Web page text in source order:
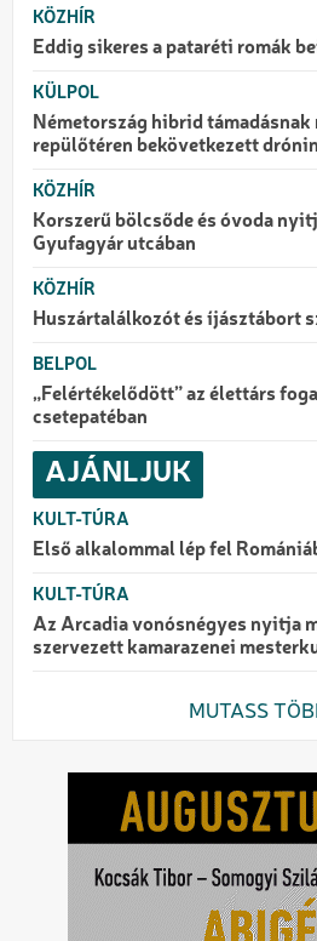
KÖZHÍR
Eddig sikeres a pataréti romák
KÜLPOL
Németország hibrid
repülőtéren bekövetkezett
KÖZHÍR
Korszerű bölcsőde és óvoda
Gyufagyár utcában
KÖZHÍR
Huszártalálkozót és íjásztábort
BELPOL
„Felértékelődött” az élettárs
csetepatéban
AJÁNLJUK
KULT-TÚRA
Első alkalommal lép fel
KULT-TÚRA
Az Arcadia vonósnégyes nyitja
szervezett kamarazenei
MUTASS